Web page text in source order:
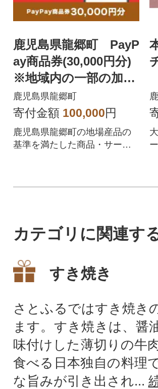
鹿児島県龍郷町 PayP
ay商品券(30,000円分)
※地域内の一部の加盟
店のみで利用可
鹿児島県龍郷町
寄付金額 100,000円
鹿児島県龍郷町の地場産品の
基準を満たした商品・サービ
カテゴリに関連す
すき焼き
さとふるではすき焼き
ます。すき焼きは、醤
味付けした薄切りの牛
食べる日本独自の料理
な旨みが引き出され...